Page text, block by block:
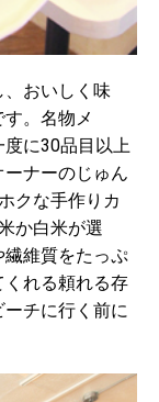
おいしく味
。名物メ
に30品目以上
ナーのじゅん
クな手作りカ
か白米が選
維質をたっぷ
くれる頼れる存
チに行く前に